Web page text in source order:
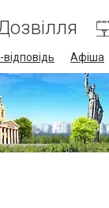
Афіша